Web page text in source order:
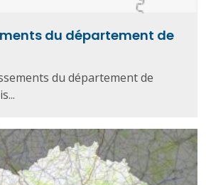
du département de
du département de